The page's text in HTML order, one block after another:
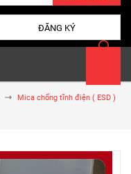
ĐĂNG KÝ
Mica chống tĩnh điện ( ESD )